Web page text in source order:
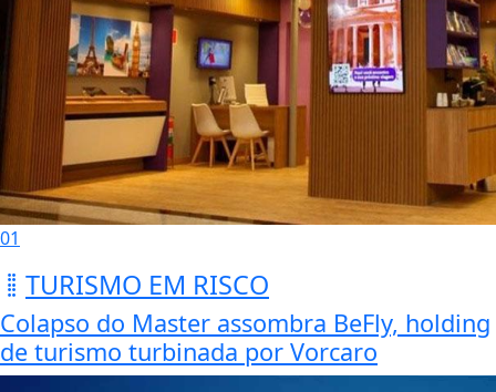
01
TURISMO EM RISCO
Colapso do Master assombra BeFly, holding
de turismo turbinada por Vorcaro